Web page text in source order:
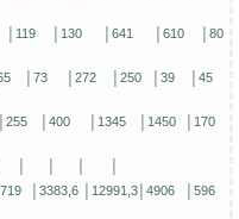
│119 │130 │641 │610
│80
│73 │272 │250 │39
│45
│255 │400 │1345 │1450
│170
│3383,6 │12991,3│4906
│596